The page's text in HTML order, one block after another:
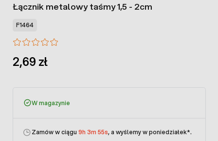
Łącznik metalowy taśmy 1,5 - 2cm
F1464
2,69 zł
W magazynie
Zamów w ciągu 9h 3m 55s, a wyślemy w poniedziałek*.